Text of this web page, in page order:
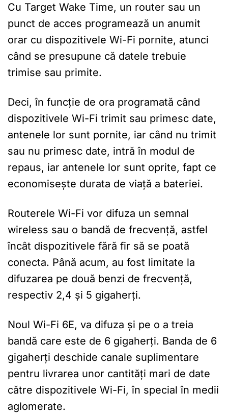
Cu Target Wake Time, un router sau un
punct de acces programează un anumit
orar cu dispozitivele Wi-Fi pornite, atunci
când se presupune că datele trebuie
trimise sau primite.
Deci, în funcție de ora programată când
dispozitivele Wi-Fi trimit sau primesc date,
antenele lor sunt pornite, iar când nu trimit
sau nu primesc date, intră în modul de
repaus, iar antenele lor sunt oprite, fapt ce
economisește durata de viață a bateriei.
Routerele Wi-Fi vor difuza un semnal
wireless sau o bandă de frecvență, astfel
încât dispozitivele fără fir să se poată
conecta. Până acum, au fost limitate la
difuzarea pe două benzi de frecvență,
respectiv 2,4 și 5 gigaherți.
Noul Wi-Fi 6E, va difuza și pe o a treia
bandă care este de 6 gigaherți. Banda de 6
gigaherți deschide canale suplimentare
pentru livrarea unor cantități mari de date
către dispozitivele Wi-Fi, în special în medii
aglomerate.